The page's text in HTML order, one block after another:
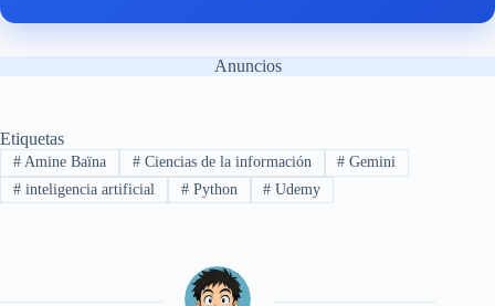
Anuncios
Etiquetas
#Amine Baïna #Ciencias de la información # Gemini
#inteligencia artificial #Python # Udemy